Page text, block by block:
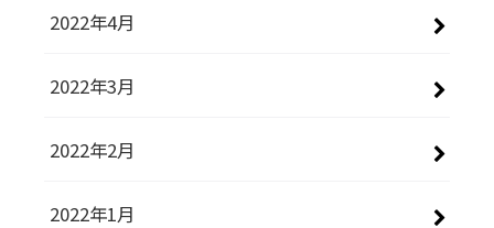
2022年4月
2022年3月
2022年2月
2022年1月